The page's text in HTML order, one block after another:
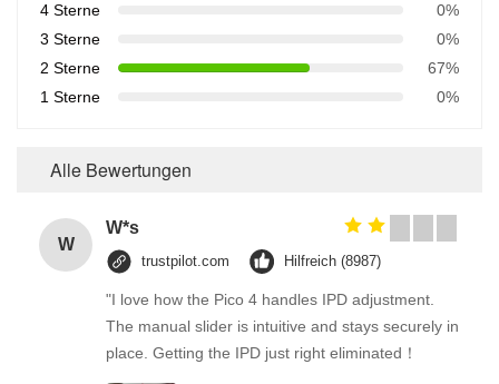
4 Sterne
0%
3 Sterne
0%
2 Sterne
67%
1 Sterne
0%
Alle Bewertungen
W
W*s
trustpilot.com Hilfreich (8987)
"I love how the Pico 4 handles IPD adjustment.
The manual slider is intuitive and stays securely in
place. Getting the IPD just right eliminated！